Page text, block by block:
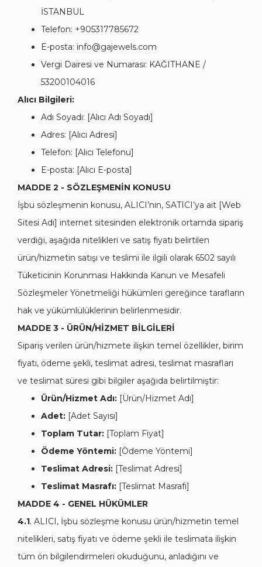
İSTANBUL
Telefon: +905317785672
E-posta: info@gajewels.com
Vergi Dairesi ve Numarası: KAĞITHANE /
53200104016
Alıcı Bilgileri:
Adı Soyadı: [Alıcı Adı Soyadı]
Adres: [Alıcı Adresi]
Telefon: [Alıcı Telefonu]
E-posta: [Alıcı E-posta]
MADDE 2 - SÖZLEŞMENİN KONUSU
İşbu sözleşmenin konusu, ALICI’nın, SATICI’ya ait [Web
Sitesi Adı] internet sitesinden elektronik ortamda sipariş
verdiği, aşağıda nitelikleri ve satış fiyatı belirtilen
ürün/hizmetin satışı ve teslimi ile ilgili olarak 6502 sayılı
Tüketicinin Korunması Hakkında Kanun ve Mesafeli
Sözleşmeler Yönetmeliği hükümleri gereğince tarafların
hak ve yükümlülüklerinin belirlenmesidir.
MADDE 3 - ÜRÜN/HİZMET BİLGİLERİ
Sipariş verilen ürün/hizmete ilişkin temel özellikler, birim
fiyatı, ödeme şekli, teslimat adresi, teslimat masrafları
ve teslimat süresi gibi bilgiler aşağıda belirtilmiştir:
Ürün/Hizmet Adı: [Ürün/Hizmet Adı]
Adet: [Adet Sayısı]
Toplam Tutar: [Toplam Fiyat]
Ödeme Yöntemi: [Ödeme Yöntemi]
Teslimat Adresi: [Teslimat Adresi]
Teslimat Masrafı: [Teslimat Masrafı]
MADDE 4 - GENEL HÜKÜMLER
4.1. ALICI, İşbu sözleşme konusu ürün/hizmetin temel
nitelikleri, satış fiyatı ve ödeme şekli ile teslimata ilişkin
tüm ön bilgilendirmeleri okuduğunu, anladığını ve